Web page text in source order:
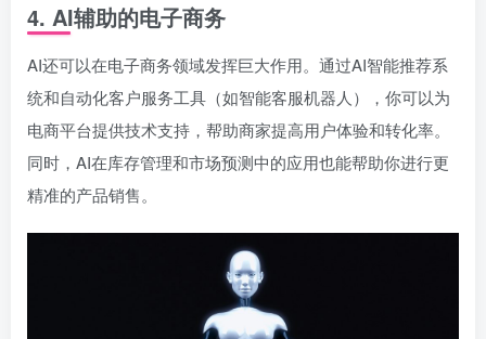
4. AI辅助的电子商务
AI还可以在电子商务领域发挥巨大作用。通过AI智能推荐系
统和自动化客户服务工具（如智能客服机器人），你可以为
电商平台提供技术支持，帮助商家提高用户体验和转化率。
同时，AI在库存管理和市场预测中的应用也能帮助你进行更
精准的产品销售。